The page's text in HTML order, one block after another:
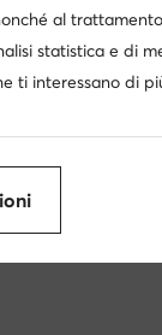
Converse
Décolleté nere
al
statistica e di
ti interessano di